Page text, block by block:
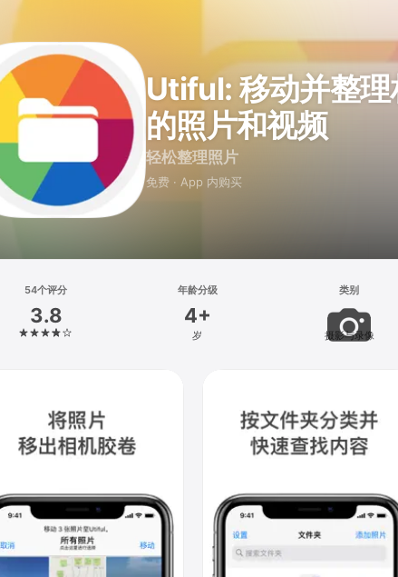
Utiful: 移动并整
的照片和视频
轻松整理照片
免费 · App 内购买
54个评分
3.8
年龄分级
4+
岁
类别
摄影与录像